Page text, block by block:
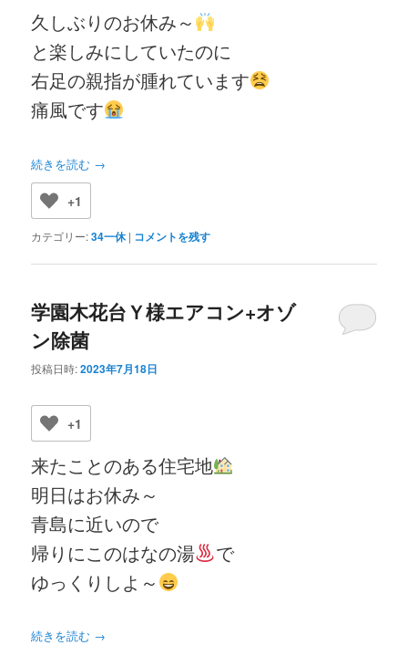
久しぶりのお休み～
と楽しみにしていたのに
右足の親指が腫れています
痛風です
続きを読む →
+1
カテゴリー:34一休 | コメントを残す
学園木花台Ｙ様エアコン+オゾ
ン除菌
投稿日時:2023年7月18日
+1
来たことのある住宅地
明日はお休み～
青島に近いので
帰りにこのはなの湯
で
ゆっくりしよ～
続きを読む →